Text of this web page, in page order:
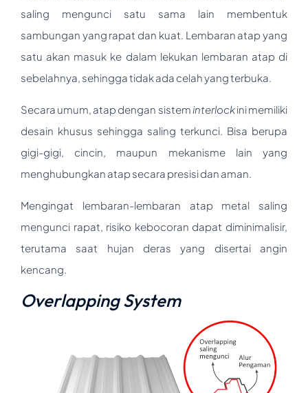
saling mengunci satu sama lain membentuk
sambungan yang rapat dan kuat. Lembaran atap yang
satu akan masuk ke dalam lekukan lembaran atap di
sebelahnya, sehingga tidak ada celah yang terbuka.
Secara umum, atap dengan sistem interlockini memiliki
desain khusus sehingga saling terkunci. Bisa berupa
gigi-gigi, cincin, maupun mekanisme lain yang
menghubungkan atap secara presisi dan aman.
Mengingat lembaran-lembaran atap metal saling
mengunci rapat, risiko kebocoran dapat diminimalisir,
terutama saat hujan deras yang disertai angin
kencang.
Overlapping System